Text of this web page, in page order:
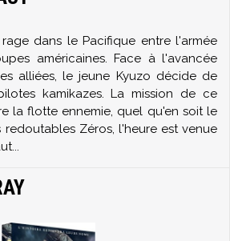
dans le Pacifique entre l'armée
américaines. Face à l'avancée
alliées, le jeune Kyuzo décide de
kamikazes. La mission de ce
la flotte ennemie, quel qu'en soit le
Zéros, l'heure est venue